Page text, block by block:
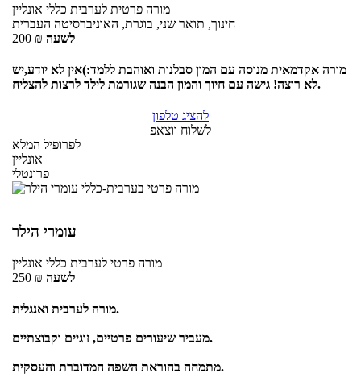
מורה פרטית לערבית כללי אונליין
חינוך, תואר שני, בוגרת, האוניברסיטה העברית
200 ₪ לשעה
מורה אקדמאית מנוסה עם המון סבלנות ואוהבת ללמד:)אין לא יודע,יש
לא רוצה! גישה עם חיוך והמון הבנה שגורמת לילד לרצות להצליח.
להציג טלפון
לשלוח ווצאפ
לפרופיל המלא
אונליין
פרונטלי
עומרי הילר
מורה פרטי לערבית כללי אונליין
250 ₪ לשעה
מורה לערבית ואנגלית.
מעביר שיעורים פרטיים, זוגיים וקבוצתיים.
מתמחה בהוראת השפה המדוברת והעסקית.